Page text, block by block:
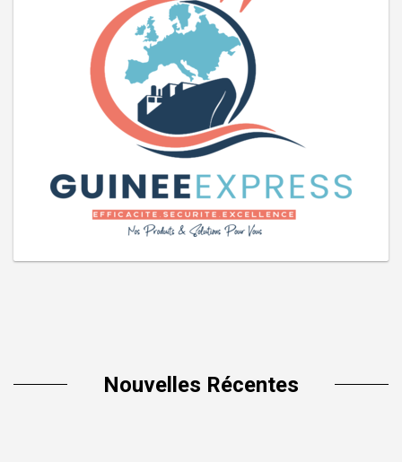
Nouvelles Récentes